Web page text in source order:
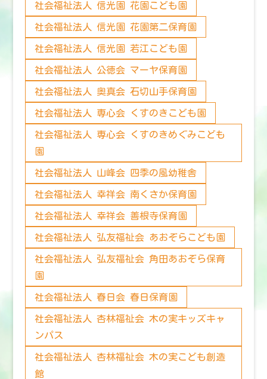
社会福祉法人 信光園 花園こども園
社会福祉法人 信光園 花園第二保育園
社会福祉法人 信光園 若江こども園
社会福祉法人 公徳会 マーヤ保育園
社会福祉法人 奥真会 石切山手保育園
社会福祉法人 専心会 くすのきこども園
社会福祉法人 専心会 くすのきめぐみこども
園
社会福祉法人 山峰会 四季の風幼稚舎
社会福祉法人 幸祥会 南くさか保育園
社会福祉法人 幸祥会 善根寺保育園
社会福祉法人 弘友福祉会 あおぞらこども園
社会福祉法人 弘友福祉会 角田あおぞら保育
園
社会福祉法人 春日会 春日保育園
社会福祉法人 杏林福祉会 木の実キッズキャ
ンパス
社会福祉法人 杏林福祉会 木の実こども創造
館